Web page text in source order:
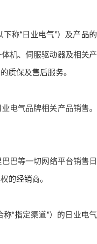
称“日业电气”）及产品的
机、伺服驱动器及相关产
质保及售后服务。
业电气品牌相关产品销售。
巴等一切网络平台销售日
的经销商。
“指定渠道”）的 日业电气